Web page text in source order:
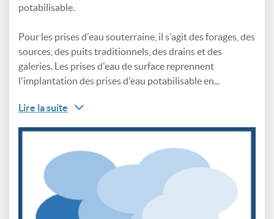
potabilisable.
Pour les prises d'eau souterraine, il s'agit des forages, des
sources, des puits traditionnels, des drains et des
galeries. Les prises d'eau de surface reprennent
l'implantation des prises d'eau potabilisable en...
Lire la suite